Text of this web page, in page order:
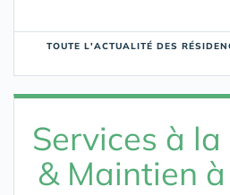
TOUTE L'ACTUALITÉ DES
Services à
& Maintien